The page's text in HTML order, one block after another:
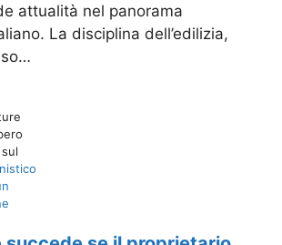
attualità nel panorama
La disciplina dell’edilizia,